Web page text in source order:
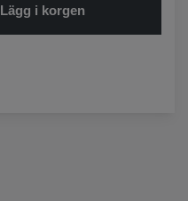
Lägg i korgen